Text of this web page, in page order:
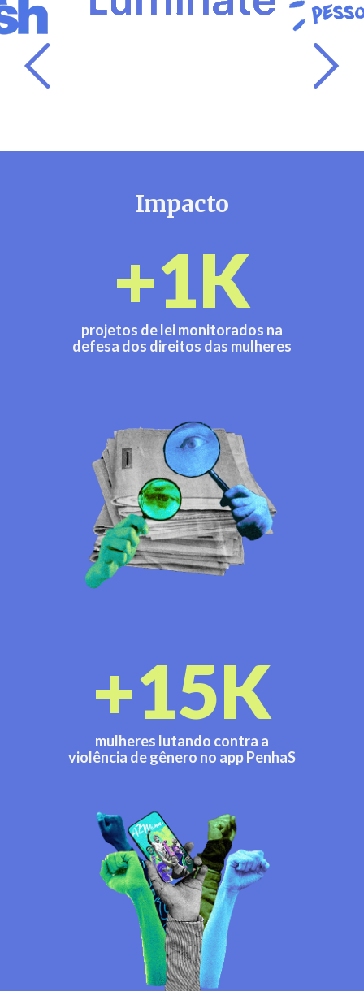
Impacto
+1K
projetos de lei monitorados na
defesa dos direitos das mulheres
+15K
mulheres lutando contra a
violência de gênero no app PenhaS